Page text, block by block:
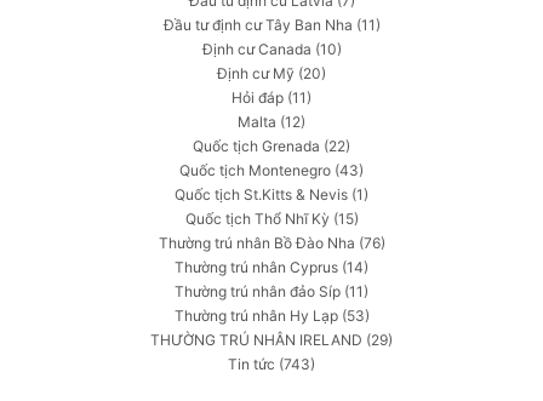
Đầu tư định cư Tây Ban Nha (11)
Định cư Canada (10)
Định cư Mỹ (20)
Hỏi đáp (11)
Malta (12)
Quốc tịch Grenada (22)
Quốc tịch Montenegro (43)
Quốc tịch St.Kitts & Nevis (1)
Quốc tịch Thổ Nhĩ Kỳ (15)
Thường trú nhân Bồ Đào Nha (76)
Thường trú nhân Cyprus (14)
Thường trú nhân đảo Síp (11)
Thường trú nhân Hy Lạp(53)
THƯỜNG TRÚ NHÂN IRELAND (29)
Tin tức (743)